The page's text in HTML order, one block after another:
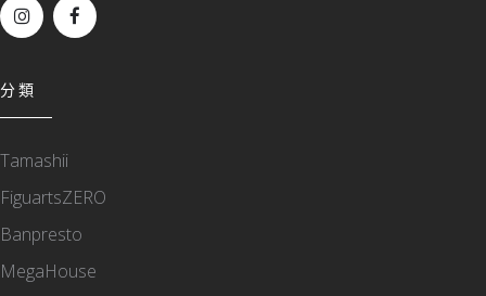
分類
Tamashii
FiguartsZERO
Banpresto
MegaHouse